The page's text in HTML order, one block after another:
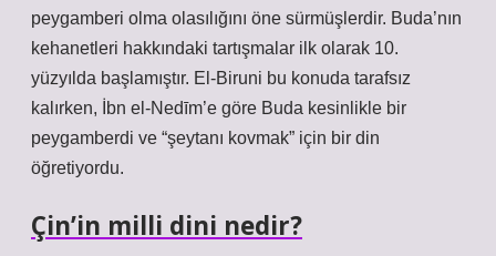
peygamberi olma olasılığını öne sürmüşlerdir. Buda’nın
kehanetleri hakkındaki tartışmalar ilk olarak 10.
yüzyılda başlamıştır. El-Biruni bu konuda tarafsız
kalırken, İbn el-Nedīm’e göre Buda kesinlikle bir
peygamberdi ve “şeytanı kovmak” için bir din
öğretiyordu.
Çin’in milli dini nedir?